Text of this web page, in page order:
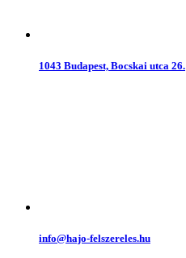
1043 Budapest, Bocskai utca 26.
info@hajo-felszereles.hu